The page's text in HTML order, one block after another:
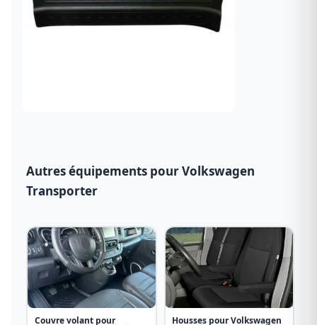
Autres équipements pour Volkswagen
Transporter
Couvre volant pour
Housses pour Volkswagen